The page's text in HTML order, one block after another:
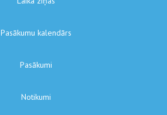
Pasākumu kalendārs
Pasākumi
Notikumi